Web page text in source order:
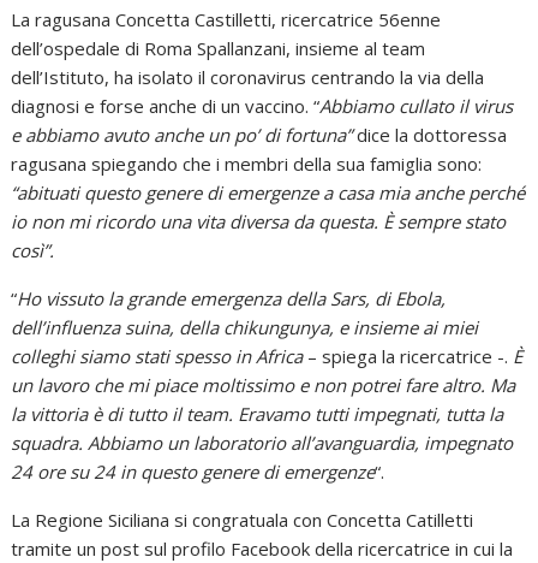
La ragusana Concetta Castilletti, ricercatrice 56enne
dell’ospedale di Roma Spallanzani, insieme al team
dell’Istituto, ha isolato il coronavirus centrando la via della
diagnosi e forse anche di un vaccino. “Abbiamo cullato il virus
e abbiamo avuto anche un po’ di fortuna”dice la dottoressa
ragusana spiegando che i membri della sua famiglia sono:
“abituati questo genere di emergenze a casa mia anche perché
io non mi ricordo una vita diversa da questa. È sempre stato
così”.
“Ho vissuto la grande emergenza della Sars, di Ebola,
dell’influenza suina, della chikungunya, e insieme ai miei
colleghi siamo stati spesso in Africa – spiega la ricercatrice -. È
un lavoro che mi piace moltissimo e non potrei fare altro. Ma
la vittoria è di tutto il team. Eravamo tutti impegnati, tutta la
squadra. Abbiamo un laboratorio all’avanguardia, impegnato
24 ore su 24 in questo genere di emergenze“.
La Regione Siciliana si congratuala con Concetta Catilletti
tramite un post sul profilo Facebook della ricercatrice in cui la